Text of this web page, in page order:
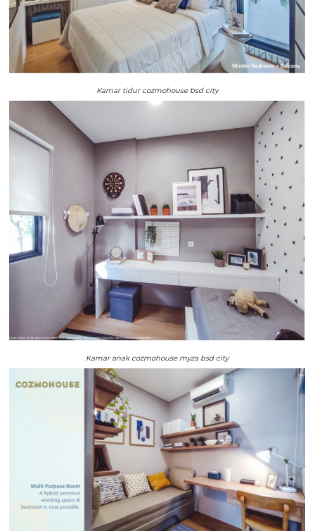
Kamar tidur cozmohouse bsd city
Kamar anak cozmohouse myza bsd city